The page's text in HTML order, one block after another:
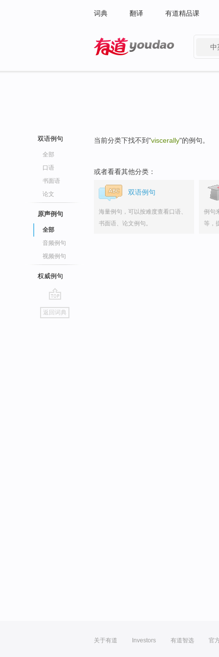
词典 翻译 有道精品课
中
双语例句
全部
口语
书面语
论文
原声例句
全部
音频例句
视频例句
权威例句
go
top
返回词典
当前分类下找不到"viscerally"的例句。
或者看看其他分类：
双语例句
海量例句，可以按难度查看口语、
书面语、论文例句。
例句
等，
关于有道 Investors 有道智选 官